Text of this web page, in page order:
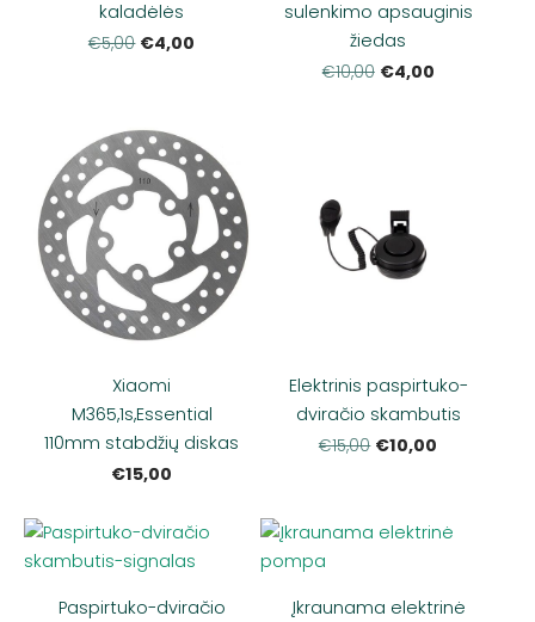
kaladėlės
€5,00 €4,00
sulenkimo apsauginis
žiedas
€10,00 €4,00
Xiaomi
M365,1s,Essential
110mm stabdžių diskas
€15,00
Elektrinis paspirtuko-
dviračio skambutis
€15,00 €10,00
Paspirtuko-dviračio Įkraunama elektrinė